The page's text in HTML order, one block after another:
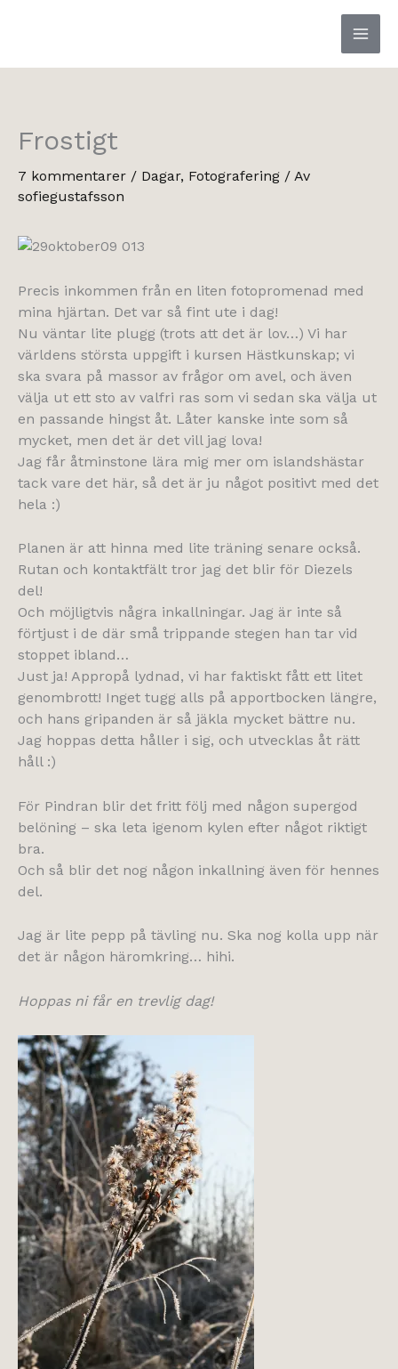
Frostigt
7 kommentarer / Dagar, Fotografering / Av
sofiegustafsson
Precis inkommen från en liten fotopromenad med
mina hjärtan. Det var så fint ute i dag!
Nu väntar lite plugg (trots att det är lov…) Vi har
världens största uppgift i kursen Hästkunskap; vi
ska svara på massor av frågor om avel, och även
välja ut ett sto av valfri ras som vi sedan ska välja ut
en passande hingst åt. Låter kanske inte som så
mycket, men det är det vill jag lova!
Jag får åtminstone lära mig mer om islandshästar
tack vare det här, så det är ju något positivt med det
hela :)
Planen är att hinna med lite träning senare också.
Rutan och kontaktfält tror jag det blir för Diezels
del!
Och möjligtvis några inkallningar. Jag är inte så
förtjust i de där små trippande stegen han tar vid
stoppet ibland…
Just ja! Appropå lydnad, vi har faktiskt fått ett litet
genombrott! Inget tugg alls på apportbocken längre,
och hans gripanden är så jäkla mycket bättre nu.
Jag hoppas detta håller i sig, och utvecklas åt rätt
håll :)
För Pindran blir det fritt följ med någon supergod
belöning – ska leta igenom kylen efter något riktigt
bra.
Och så blir det nog någon inkallning även för hennes
del.
Jag är lite pepp på tävling nu. Ska nog kolla upp när
det är någon häromkring… hihi.
Hoppas ni får en trevlig dag!